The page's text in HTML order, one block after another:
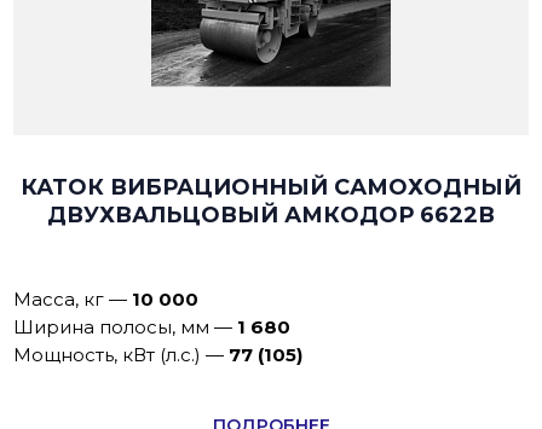
КАТОК ВИБРАЦИОННЫЙ САМОХОДНЫЙ
ДВУХВАЛЬЦОВЫЙ АМКОДОР 6622В
Масса, кг — 10 000
Ширина полосы, мм — 1 680
Мощность, кВт (л.с.) — 77 (105)